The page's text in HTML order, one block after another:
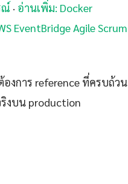
ณ์ · อ่านเพิ่ม: Docker
EventBridge Agile Scrum
งการ reference ที่ครบถ้วน
งบน production